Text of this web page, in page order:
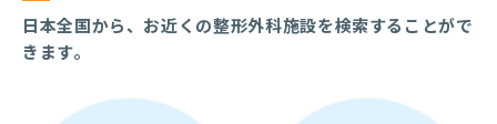
日本全国から、お近くの整形外科施設を検索することがで
きます。